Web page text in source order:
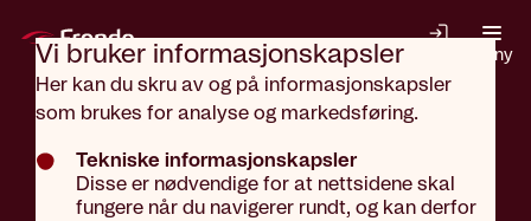
Vi bruker informasjons­kapsler
Her kan du skru av og på informasjonskapsler
som brukes for analyse og markedsføring.
Tekniske informasjonskapsler
Disse er nødvendige for at nettsidene skal
fungere når du navigerer rundt, og kan derfor
Gå til hovedinnhold
Meny
Norsktalende